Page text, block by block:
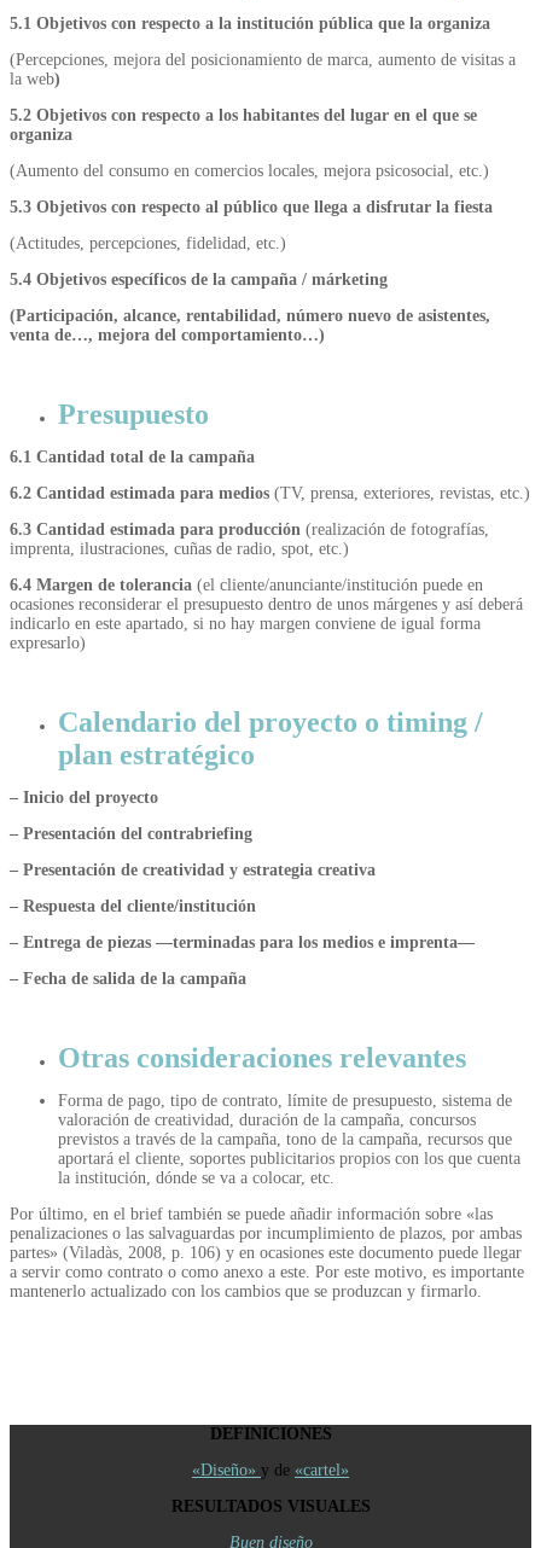
5.1 Objetivos con respecto a la institución pública que la organiza
(Percepciones, mejora del posicionamiento de marca, aumento de visitas a
la web)
5.2 Objetivos con respecto a los habitantes del lugar en el que se
organiza
(Aumento del consumo en comercios locales, mejora psicosocial, etc.)
5.3 Objetivos con respecto al público que llega a disfrutar la fiesta
(Actitudes, percepciones, fidelidad, etc.)
5.4 Objetivos específicos de la campaña / márketing
(Participación, alcance, rentabilidad, número nuevo de asistentes,
venta de…, mejora del comportamiento…)
Presupuesto
6.1 Cantidad total de la campaña
6.2 Cantidad estimada para medios (TV, prensa, exteriores, revistas, etc.)
6.3 Cantidad estimada para producción (realización de fotografías,
imprenta, ilustraciones, cuñas de radio, spot, etc.)
6.4 Margen de tolerancia (el cliente/anunciante/institución puede en
ocasiones reconsiderar el presupuesto dentro de unos márgenes y así deberá
indicarlo en este apartado, si no hay margen conviene de igual forma
expresarlo)
Calendario del proyecto o timing /
plan estratégico
– Inicio del proyecto
– Presentación del contrabriefing
– Presentación de creatividad y estrategia creativa
– Respuesta del cliente/institución
– Entrega de piezas —terminadas para los medios e imprenta—
– Fecha de salida de la campaña
Otras consideraciones relevantes
Forma de pago, tipo de contrato, límite de presupuesto, sistema de
valoración de creatividad, duración de la campaña, concursos
previstos a través de la campaña, tono de la campaña, recursos que
aportará el cliente, soportes publicitarios propios con los que cuenta
la institución, dónde se va a colocar, etc.
Por último, en el brief también se puede añadir información sobre «las
penalizaciones o las salvaguardas por incumplimiento de plazos, por ambas
partes» (Viladàs, 2008, p. 106) y en ocasiones este documento puede llegar
a servir como contrato o como anexo a este. Por este motivo, es importante
mantenerlo actualizado con los cambios que se produzcan y firmarlo.
DEFINICIONES
«Diseño» y de «cartel»
RESULTADOS VISUALES
Buen diseño